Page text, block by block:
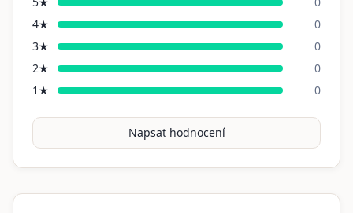
4★
0
3★
0
2★
0
1 ★ 0
Napsat hodnocení